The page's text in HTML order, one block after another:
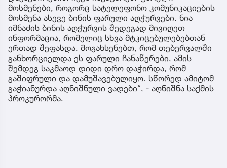
მოსმენები, როგორც სატელეფონო კომუნიკაციების
მოსმენა ასევე ბინის ფარული აღჭურვები. ნია
იმნაძის ბინის აღჭურვის შედეგად მივიღეთ
ინფორმაცია, რომელიც სხვა მტკიცებულებებთან
ერთად შეფასდა. მოგახსენებთ, რომ თებერვალში
განხორციელდა ეს ფარული ჩანაწერები, ამის
შემდეგ საკმაოდ დიდი დრო დაჭირდა, რომ
გაშიფრული და დამუშავებულიყო. სწორედ ამიტომ
გაჭიანურდა აღნიშნული ვადები“, - აღნიშნა საქმის
პროკურორმა.